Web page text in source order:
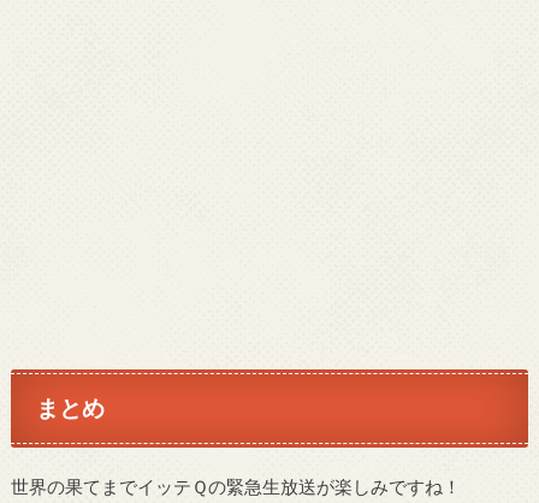
まとめ
世界の果てまでイッテＱの緊急生放送が楽しみですね！